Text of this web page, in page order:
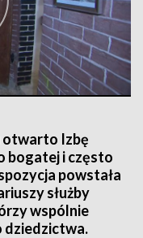
otwarto Izbę
bogatej i często
powstała
służby
wspólnie
dziedzictwa.